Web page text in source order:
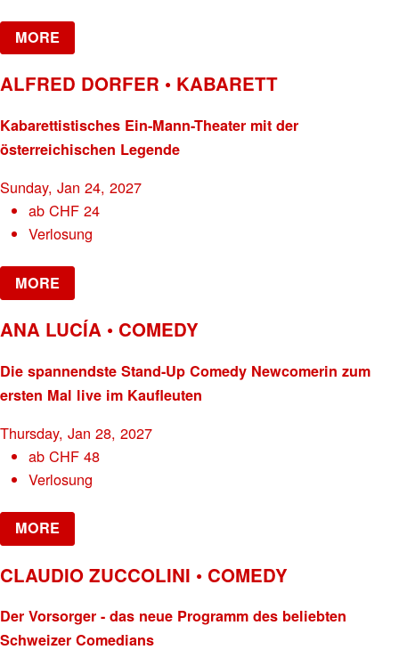
MORE
ALFRED DORFER • KABARETT
Kabarettistisches Ein-Mann-Theater mit der
österreichischen Legende
Sunday, Jan 24, 2027
abCHF 24
Verlosung
MORE
ANA LUCÍA • COMEDY
Die spannendste Stand-Up Comedy Newcomerin zum
ersten Mal live im Kaufleuten
Thursday, Jan 28, 2027
abCHF 48
Verlosung
MORE
CLAUDIO ZUCCOLINI • COMEDY
Der Vorsorger - das neue Programm des beliebten
Schweizer Comedians